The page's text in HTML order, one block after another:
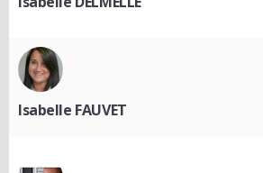
Isabelle FAUVET